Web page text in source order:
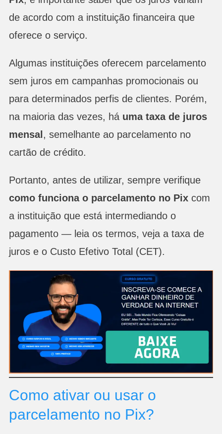
de acordo com a instituição financeira que
oferece o serviço.
Algumas instituições oferecem parcelamento
sem juros em campanhas promocionais ou
para determinados perfis de clientes. Porém,
na maioria das vezes, há uma taxa de juros
mensal, semelhante ao parcelamento no
cartão de crédito.
Portanto, antes de utilizar, sempre verifique
como funciona o parcelamento no Pixcom
a instituição que está intermediando o
pagamento — leia os termos, veja a taxa de
juros e o Custo Efetivo Total (CET).
Como ativar ou usar o
parcelamento no Pix?